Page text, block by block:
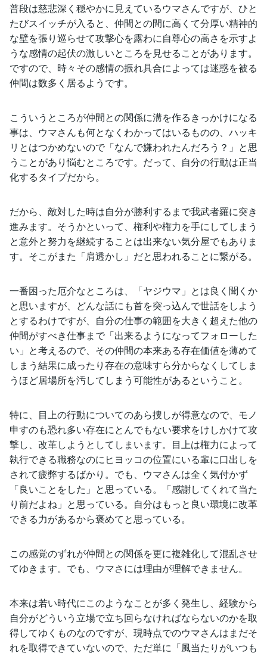
普段は慈悲深く穏やかに見えているウマさんですが、ひと
たびスイッチが入ると、仲間との間に高くて分厚い精神的
な壁を張り巡らせて攻撃心を露わに自尊心の高さを示すよ
うな感情の起伏の激しいところを見せることがあります。
ですので、時々その感情の振れ具合によっては迷惑を被る
仲間は数多く居るようです。
こういうところが仲間との関係に溝を作るきっかけになる
事は、ウマさんも何となくわかってはいるものの、ハッキ
リとはつかめないので「なんで嫌われたんだろう？」と思
うことがあり悩むところです。だって、自分の行動は正当
化するタイプだから。
だから、敵対した時は自分が勝利するまで我武者羅に突き
進みます。そうかといって、権利や権力を手にしてしまう
と意外と努力を継続することは出来ない気分屋でもありま
す。そこがまた「肩透かし」だと思われることに繋がる。
一番困った厄介なところは、「ヤジウマ」とは良く聞くか
と思いますが、どんな話にも首を突っ込んで世話をしよう
とするわけですが、自分の仕事の範囲を大きく超えた他の
仲間がすべき仕事まで「出来るようになってフォローした
い」と考えるので、その仲間の本来ある存在価値を薄めて
しまう結果に成ったり存在の意味すら分からなくしてしま
うほど居場所を汚してしまう可能性があるということ。
特に、目上の行動についてのあら捜しが得意なので、モノ
申すのも恐れ多い存在にとんでもない要求をけしかけて攻
撃し、改革しようとしてしまいます。目上は権力によって
執行できる職務なのにヒヨッコの位置にいる輩に口出しを
されて疲弊するばかり。でも、ウマさんは全く気付かず
「良いことをした」と思っている。「感謝してくれて当た
り前だよね」と思っている。自分はもっと良い環境に改革
できる力があるから褒めてと思っている。
この感覚のずれが仲間との関係を更に複雑化して混乱させ
てゆきます。でも、ウマさには理由が理解できません。
本来は若い時代にこのようなことが多く発生し、経験から
自分がどういう立場で立ち回らなければならないのかを取
得してゆくものなのですが、現時点でのウマさんはまだそ
れを取得できていないので、ただ単に「風当たりがいつも